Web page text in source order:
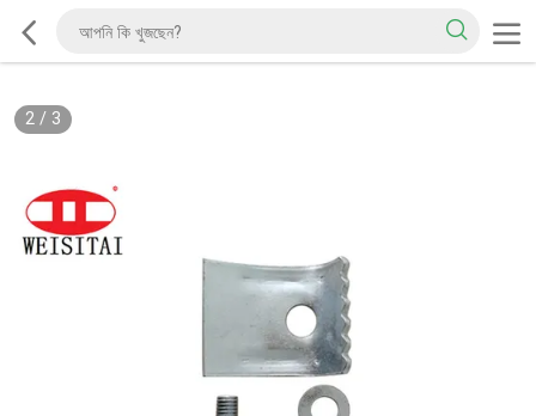
2/ 3